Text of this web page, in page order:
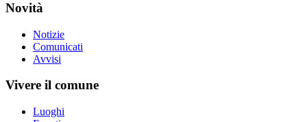
Novità
Notizie
Comunicati
Avvisi
Vivere il comune
Luoghi